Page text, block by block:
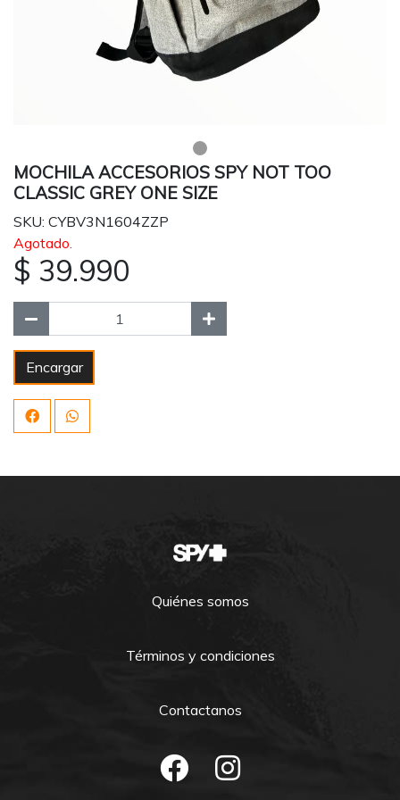
MOCHILA ACCESORIOS SPY NOT TOO
CLASSIC GREY ONE SIZE
SKU: CYBV3N1604ZZP
Agotado.
$ 39.990
Encargar
Quiénes somos
Términos y condiciones
Contactanos